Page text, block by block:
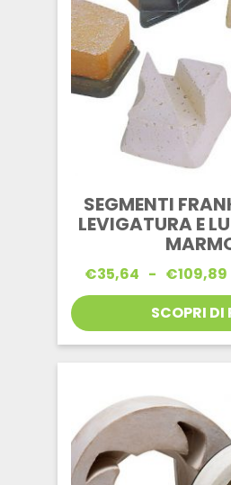
SEGMENTI
LEVIGATURA E
€35,64 - €109,89
di
da
a
SCOPRI DI